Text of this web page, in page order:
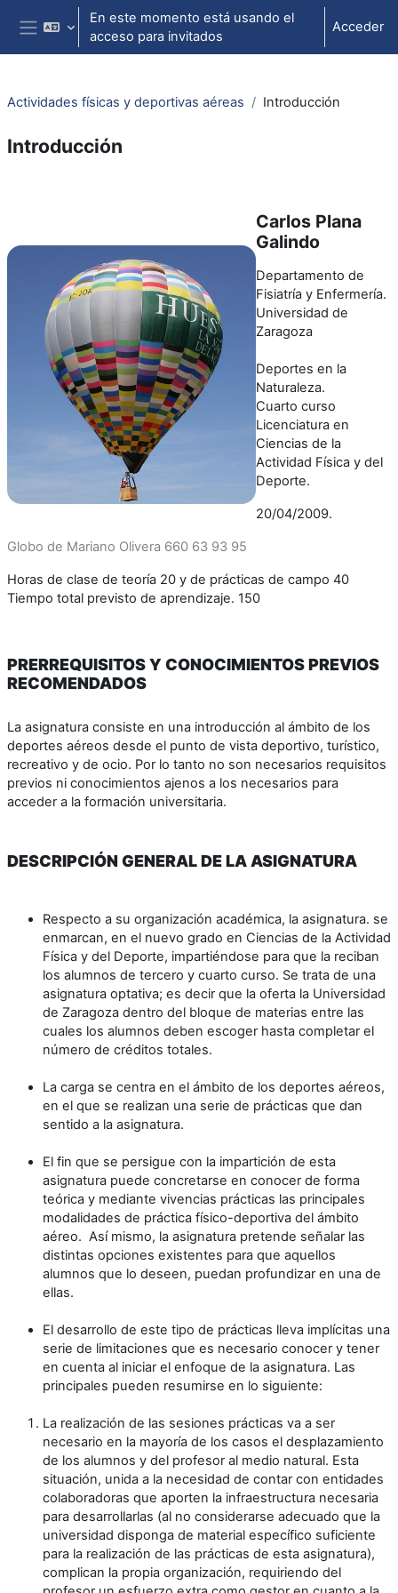
Salta al contenido principal
Panel lateral
En este momento está usando el
acceso para invitados
Acceder
Actividades físicas y deportivas aéreas Introducción
Introducción
Carlos Plana
Galindo
Departamento de
Fisiatría y Enfermería.
Universidad de
Zaragoza
Deportes en la
Naturaleza.
Cuarto curso
Licenciatura en
Ciencias de la
Actividad Física y del
Deporte.
20/04/2009.
Globo de Mariano Olivera 660 63 93 95
Horas de clase de teoría 20 y de prácticas de campo 40
Tiempo total previsto de aprendizaje. 150
PRERREQUISITOS Y CONOCIMIENTOS PREVIOS
RECOMENDADOS
La asignatura consiste en una introducción al ámbito de los
deportes aéreos desde el punto de vista deportivo, turístico,
recreativo y de ocio. Por lo tanto no son necesarios requisitos
previos ni conocimientos ajenos a los necesarios para
acceder a la formación universitaria.
DESCRIPCIÓN GENERAL DE LA ASIGNATURA
Respecto a su organización académica, la asignatura. se
enmarcan, en el nuevo grado en Ciencias de la Actividad
Física y del Deporte, impartiéndose para que la reciban
los alumnos de tercero y cuarto curso. Se trata de una
asignatura optativa; es decir que la oferta la Universidad
de Zaragoza dentro del bloque de materias entre las
cuales los alumnos deben escoger hasta completar el
número de créditos totales.
La carga se centra en el ámbito de los deportes aéreos,
en el que se realizan una serie de prácticas que dan
sentido a la asignatura.
El fin que se persigue con la impartición de esta
asignatura puede concretarse en conocer de forma
teórica y mediante vivencias prácticas las principales
modalidades de práctica físico-deportiva del ámbito
aéreo. Así mismo, la asignatura pretende señalar las
distintas opciones existentes para que aquellos
alumnos que lo deseen, puedan profundizar en una de
ellas.
El desarrollo de este tipo de prácticas lleva implícitas una
serie de limitaciones que es necesario conocer y tener
en cuenta al iniciar el enfoque de la asignatura. Las
principales pueden resumirse en lo siguiente:
La realización de las sesiones prácticas va a ser
necesario en la mayoría de los casos el desplazamiento
de los alumnos y del profesor al medio natural. Esta
situación, unida a la necesidad de contar con entidades
colaboradoras que aporten la infraestructura necesaria
para desarrollarlas (al no considerarse adecuado que la
universidad disponga de material específico suficiente
para la realización de las prácticas de esta asignatura),
complican la propia organización, requiriendo del